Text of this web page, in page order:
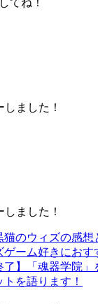
てね！
ました！
ました！
猫のウィズの感
ーム好きにおす
了】「魂器学院
トを語ります！